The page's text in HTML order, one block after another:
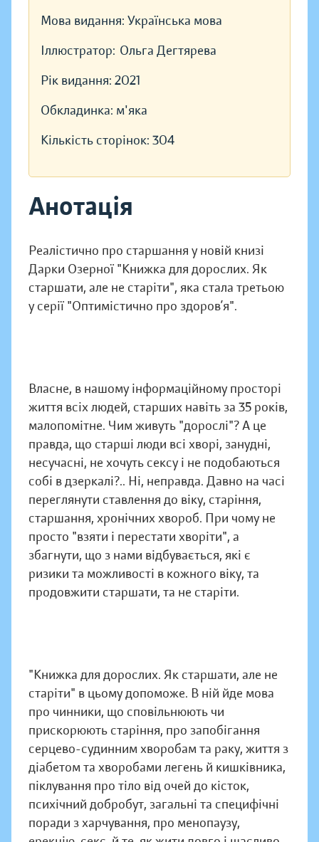
Мова видання: Українська мова
Іллюстратор: Ольга Дегтярева
Рік видання: 2021
Обкладинка: м'яка
Кількість сторінок: 304
Анотація
Реалістично про старшання у новій книзі
Дарки Озерної "Книжка для дорослих. Як
старшати, але не старіти", яка стала третьою
у серії "Оптимістично про здоров’я".
Власне, в нашому інформаційному просторі
життя всіх людей, старших навіть за 35 років,
малопомітне. Чим живуть "дорослі"? А це
правда, що старші люди всі хворі, занудні,
несучасні, не хочуть сексу і не подобаються
собі в дзеркалі?.. Ні, неправда. Давно на часі
переглянути ставлення до віку, старіння,
старшання, хронічних хвороб. При чому не
просто "взяти і перестати хворіти", а
збагнути, що з нами відбувається, які є
ризики та можливості в кожного віку, та
продовжити старшати, та не старіти.
"Книжка для дорослих. Як старшати, але не
старіти" в цьому допоможе. В ній йде мова
про чинники, що сповільнюють чи
прискорюють старіння, про запобігання
серцево-судинним хворобам та раку, життя з
діабетом та хворобами легень й кишківника,
піклування про тіло від очей до кісток,
психічний добробут, загальні та специфічні
поради з харчування, про менопаузу,